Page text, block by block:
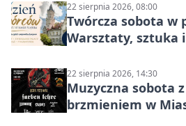
22 sierpnia 2026, 08:00
Twórcza sobota w
Warsztaty, sztuka
22 sierpnia 2026, 14:30
Muzyczna sobota
brzmieniem w